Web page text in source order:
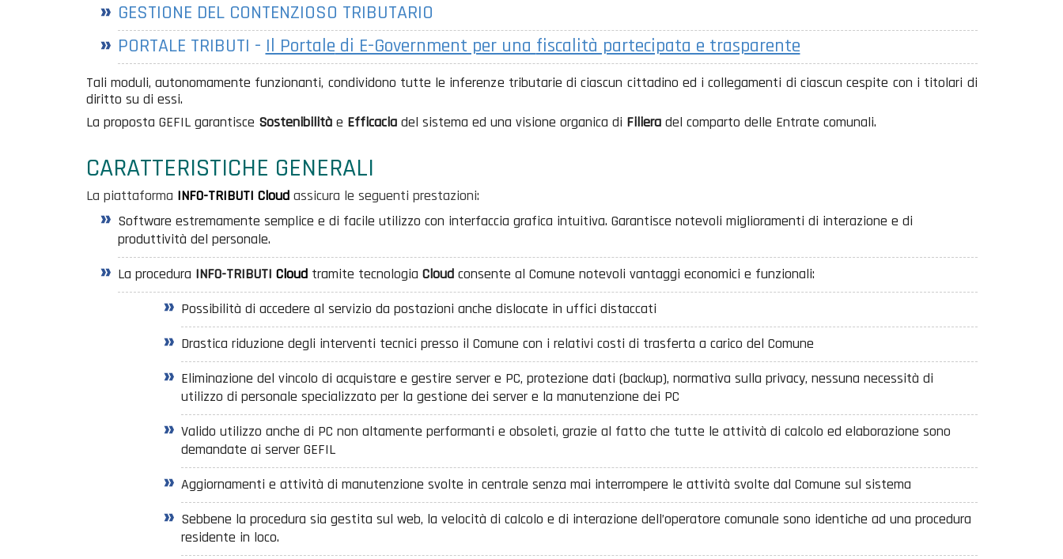
GESTIONE DEL CONTENZIOSO TRIBUTARIO
PORTALE TRIBUTI - Il Portale di E-Government per una fiscalità partecipata e trasparente
Tali moduli, autonomamente funzionanti, condividono tutte le inferenze tributarie di ciascun cittadino ed i collegamenti di ciascun cespite con i titolari di
diritto su di essi.
La proposta GEFIL garantisce Sostenibilitàe Efficaciadel sistema ed una visione organica di Filieradel comparto delle Entrate comunali.
CARATTERISTICHE GENERALI
La piattaforma INFO-TRIBUTI Cloud assicura le seguenti prestazioni:
Software estremamente semplice e di facile utilizzo con interfaccia grafica intuitiva. Garantisce notevoli miglioramenti di interazione e di
produttività del personale.
La procedura INFO-TRIBUTI Cloud tramite tecnologia Cloudconsente al Comune notevoli vantaggi economici e funzionali:
Possibilità di accedere al servizio da postazioni anche dislocate in uffici distaccati
Drastica riduzione degli interventi tecnici presso il Comune con i relativi costi di trasferta a carico del Comune
Eliminazione del vincolo di acquistare e gestire server e PC, protezione dati (backup), normativa sulla privacy, nessuna necessità di
utilizzo di personale specializzato per la gestione dei server e la manutenzione dei PC
Valido utilizzo anche di PC non altamente performanti e obsoleti, grazie al fatto che tutte le attività di calcolo ed elaborazione sono
demandate ai server GEFIL
Aggiornamenti e attività di manutenzione svolte in centrale senza mai interrompere le attività svolte dal Comune sul sistema
Sebbene la procedura sia gestita sul web, la velocità di calcolo e di interazione dell’operatore comunale sono identiche ad una procedura
residente in loco.